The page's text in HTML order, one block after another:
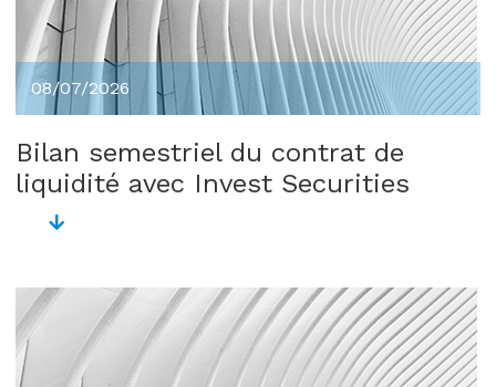
08/07/2026
Bilan semestriel du contrat de
liquidité avec Invest Securities